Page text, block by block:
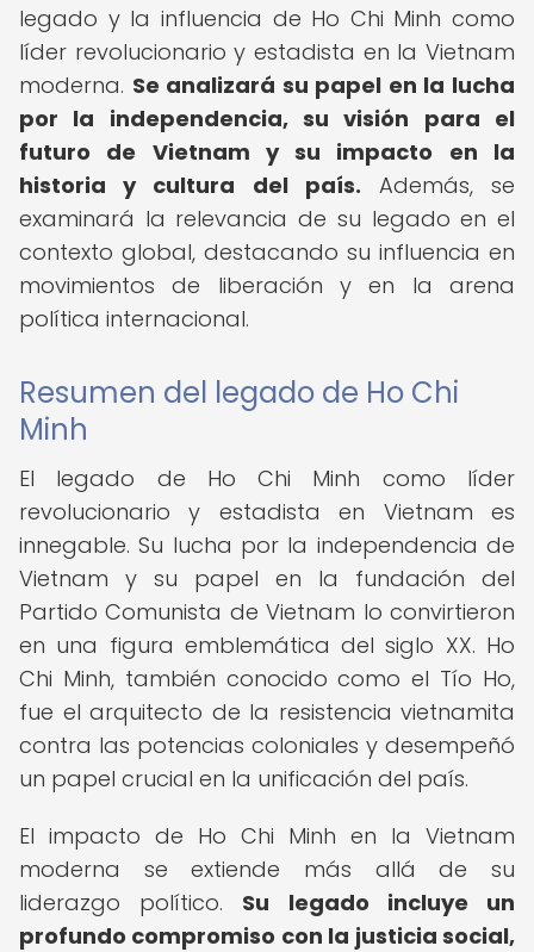
legado y la influencia de Ho Chi Minh como
líder revolucionario y estadista en la Vietnam
moderna. Se analizará su papel en la lucha
por la independencia, su visión para el
futuro de Vietnam y su impacto en la
historia y cultura del país. Además, se
examinará la relevancia de su legado en el
contexto global, destacando su influencia en
movimientos de liberación y en la arena
política internacional.
Resumen del legado de Ho Chi
Minh
El legado de Ho Chi Minh como líder
revolucionario y estadista en Vietnam es
innegable. Su lucha por la independencia de
Vietnam y su papel en la fundación del
Partido Comunista de Vietnam lo convirtieron
en una figura emblemática del siglo XX. Ho
Chi Minh, también conocido como el Tío Ho,
fue el arquitecto de la resistencia vietnamita
contra las potencias coloniales y desempeñó
un papel crucial en la unificación del país.
El impacto de Ho Chi Minh en la Vietnam
moderna se extiende más allá de su
liderazgo político. Su legado incluye un
profundo compromiso con la justicia social,